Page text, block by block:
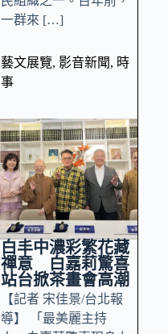
一群來 […]
藝文展覽, 影音新聞, 時
事
白丰中濃彩繁花藏
禪意 白嘉莉驚喜
站台掀茶畫會高潮
【記者 宋佳景/台北報
導】 「最美麗主持